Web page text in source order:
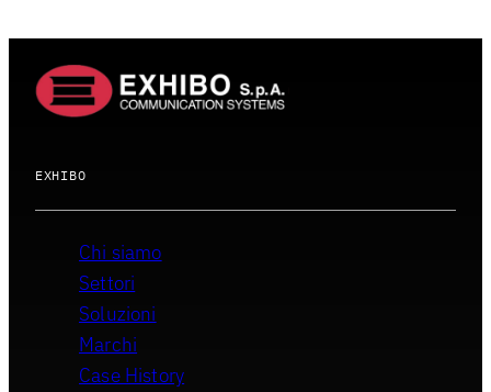
EXHIBO
Chi siamo
Settori
Soluzioni
Marchi
Case History